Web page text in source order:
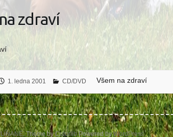
zdraví
1. ledna 2001 CD/DVD Všem na zdraví
. Theme byColorlibPowered byWordPress